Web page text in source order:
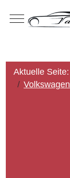
Mobile Menu
Aktuelle Seite:
Volkswagen